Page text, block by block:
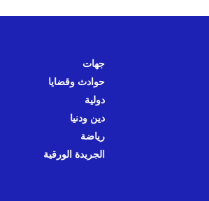
جهات
حوادث وقضايا
دولية
دين ودنيا
رياضة
الجريدة الورقية